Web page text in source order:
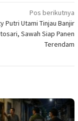
Pos berikutnya
Putri Utami Tinjau Banjir
Sawah Siap Panen
Terendam